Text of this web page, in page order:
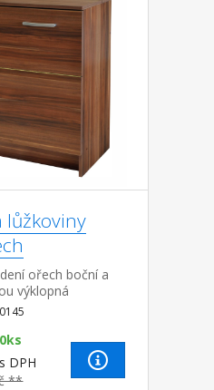
lůžkoviny
ořech boční a
výklopná
s DPH
**